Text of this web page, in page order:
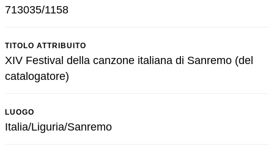
713035/1158
TITOLO ATTRIBUITO
XIV Festival della canzone italiana di Sanremo (del
catalogatore)
LUOGO
Italia/Liguria/Sanremo